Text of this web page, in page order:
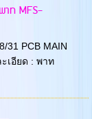
าท MFS-
31 PCB MAIN
ะเอียด : พาท